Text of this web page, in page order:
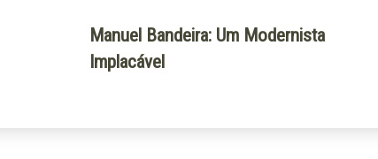
Manuel Bandeira: Um Modernista
Implacável